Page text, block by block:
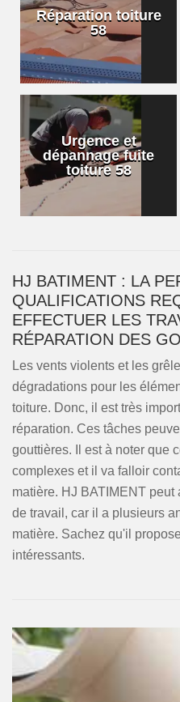
Réparation toiture
58
Urgence et
dépannage fuite
toiture 58
HJ BATIMENT : LA
QUALIFICATIONS
EFFECTUER LES
RÉPARATION DES
Les vents violents et les
dégradations pour les
toiture. Donc, il est très
réparation. Ces tâches
gouttières. Il est à noter que
complexes et il va falloir
matière. HJ BATIMENT
de travail, car il a plusieurs
matière. Sachez qu'il
intéressants.